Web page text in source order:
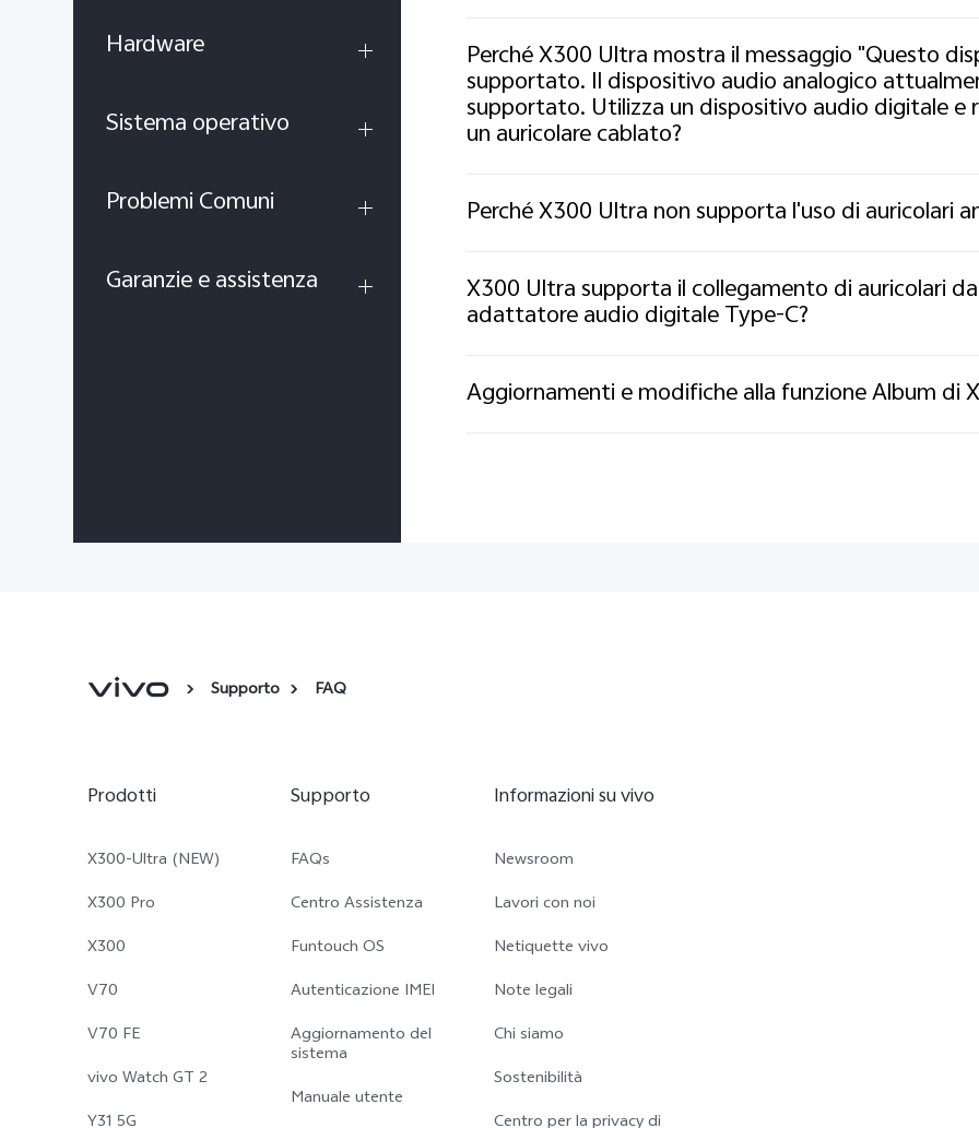
Hardware
Sistema operativo
Problemi Comuni
Garanzie e assistenza
Perché X300 Ultra mostra il messaggio "Questo
supportato. Il dispositivo audio analogico
supportato. Utilizza un dispositivo audio digitale
un auricolare cablato?
Perché X300 Ultra non supporta l'uso di auricolari
X300 Ultra supporta il collegamento di auricolari
adattatore audio digitale Type-C?
Aggiornamenti e modifiche alla funzione Album di
Supporto FAQ
Prodotti
X300-Ultra (NEW)
X300 Pro
X300
V70
V70 FE
vivo Watch GT 2
Supporto
FAQs
Centro Assistenza
Funtouch OS
Autenticazione IMEI
Aggiornamento del
sistema
Manuale utente
Informazioni su vivo
Newsroom
Lavori con noi
Netiquette vivo
Note legali
Chi siamo
Sostenibilità